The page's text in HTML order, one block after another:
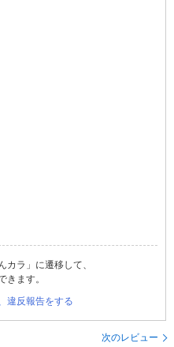
カラ」に遷移して、
きます。
違反報告をする
次のレビュー